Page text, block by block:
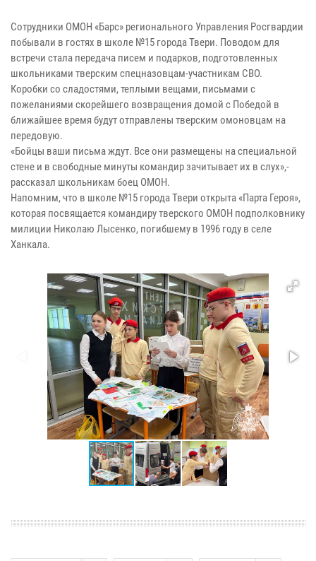
Сотрудники ОМОН «Барс» регионального Управления Росгвардии
побывали в гостях в школе №15 города Твери. Поводом для
встречи стала передача писем и подарков, подготовленных
школьниками тверским спецназовцам-участникам СВО.
Коробки со сладостями, теплыми вещами, письмами с
пожеланиями скорейшего возвращения домой с Победой в
ближайшее время будут отправлены тверским омоновцам на
передовую.
«Бойцы ваши письма ждут. Все они размещены на специальной
стене и в свободные минуты командир зачитывает их в слух»,-
рассказал школьникам боец ОМОН.
Напомним, что в школе №15 города Твери открыта «Парта Героя»,
которая посвящается командиру тверского ОМОН подполковнику
милиции Николаю Лысенко, погибшему в 1996 году в селе
Ханкала.